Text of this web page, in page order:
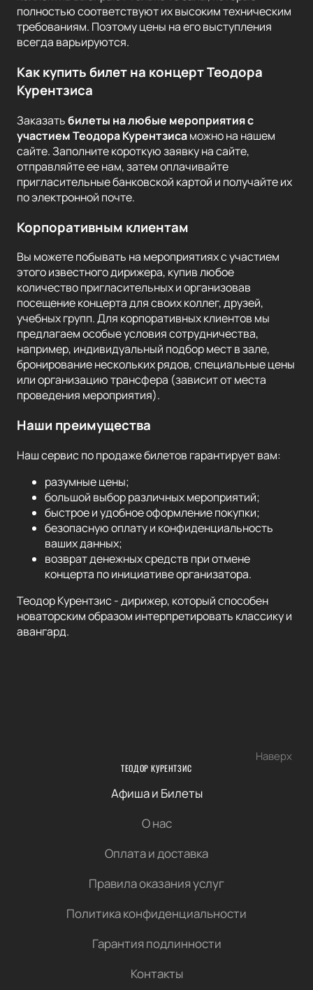
полностью соответствуют их высоким техническим
требованиям. Поэтому цены на его выступления
всегда варьируются.
Как купить билет на концерт Теодора
Курентзиса
Заказатьбилеты на любые мероприятия с
участием Теодора Курентзисаможно на нашем
сайте. Заполните короткую заявку на сайте,
отправляйте ее нам, затем оплачивайте
пригласительные банковской картой и получайте их
по электронной почте.
Корпоративным клиентам
Вы можете побывать на мероприятиях с участием
этого известного дирижера, купив любое
количество пригласительных и организовав
посещение концерта для своих коллег, друзей,
учебных групп. Для корпоративных клиентов мы
предлагаем особые условия сотрудничества,
например, индивидуальный подбор мест в зале,
бронирование нескольких рядов, специальные цены
или организацию трансфера (зависит от места
проведения мероприятия).
Наши преимущества
Наш сервис по продаже билетов гарантирует вам:
разумные цены;
большой выбор различных мероприятий;
быстрое и удобное оформление покупки;
безопасную оплату и конфиденциальность
ваших данных;
возврат денежных средств при отмене
концерта по инициативе организатора.
Теодор Курентзис - дирижер, который способен
новаторским образом интерпретировать классику и
авангард.
Наверх
ТЕОДОР КУРЕНТЗИС
Афиша и Билеты
О нас
Оплата и доставка
Правила оказания услуг
Политика конфиденциальности
Гарантия подлинности
Контакты